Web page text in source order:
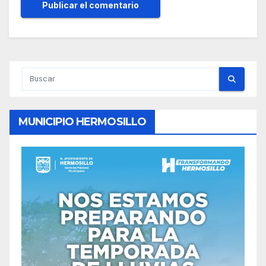
MUNICIPIO HERMOSILLO